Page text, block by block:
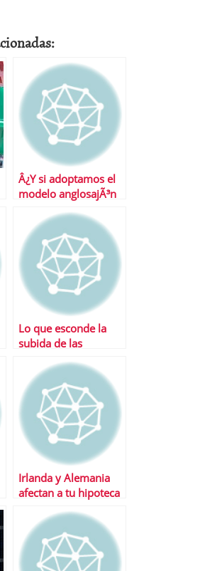
Â¿Y si adoptamos el
modelo anglosajÃ³n
hipoteca?
Lo que esconde la
subida de las
Irlanda y Alemania
afectan a tu hipoteca